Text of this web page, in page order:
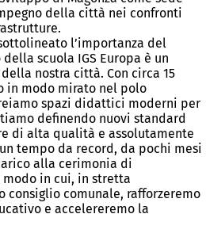
della città nei confronti
l’importanza del
scuola IGS Europa è un
nostra città. Con circa 15
in modo mirato nel polo
spazi didattici moderni per
definendo nuovi standard
di alta qualità e assolutamente
tempo da record, da pochi mesi
alla cerimonia di
modo in cui, in stretta
consiglio comunale, rafforzeremo
e accelereremo la